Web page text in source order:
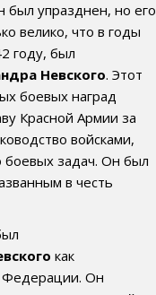
упразднен, но его
велико, что в годы
году, был
Невского. Этот
боевых наград
Красной Армии за
войсками,
задач. Он был
в честь
как
Федерации. Он